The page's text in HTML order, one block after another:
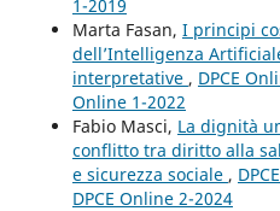
1-2019
Marta Fasan, I principi
dell’Intelligenza
interpretative , DPCE
Online 1-2022
Fabio Masci, La dignità
conflitto tra diritto alla
e sicurezza sociale ,
DPCE Online 2-2024